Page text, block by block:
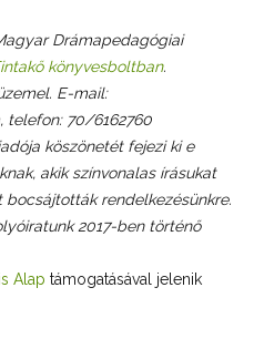
Drámapedagógiai
könyvesboltban.
E-mail:
telefon: 70/6162760
köszönetét fejezi ki e
akik színvonalas írásukat
rendelkezésünkre.
2017-ben történő
Alap támogatásával jelenik